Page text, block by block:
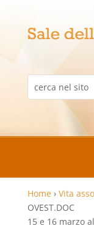
Home › Vita
OVEST.DOC
15 e 16 marzo